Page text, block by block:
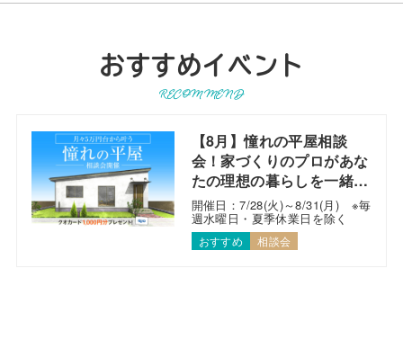
おすすめイベント
RECOMMEND
【8月】憧れの平屋相談
会！家づくりのプロがあな
たの理想の暮らしを一緒に
考えます！
開催日：7/28(火)～8/31(月) ※毎
週水曜日・夏季休業日を除く
おすすめ 相談会